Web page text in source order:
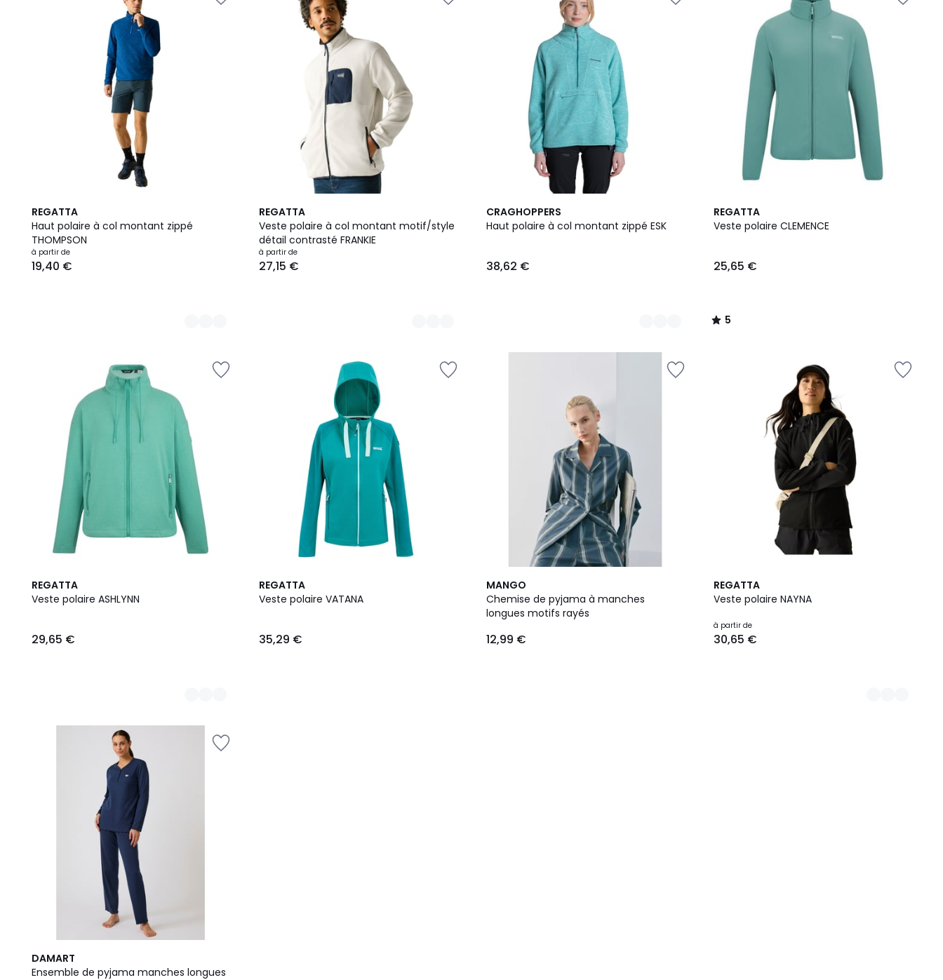
REGATTA
Haut polaire à col montant zippé
THOMPSON
à partir de
19,40 €
9
Couleurs
REGATTA
Veste polaire à col montant motif/style
détail contrasté FRANKIE
à partir de
27,15 €
5
Couleurs
CRAGHOPPERS
Haut polaire à col montant zippé ESK
38,62 €
2
Couleurs
REGATTA
Veste polaire CLEMENCE
25,65 €
5
/
5
/
REGATTA
Veste polaire ASHLYNN
29,65 €
2
Couleurs
REGATTA
Veste polaire VATANA
35,29 €
MANGO
Chemise de pyjama à manches
longues motifs rayés
12,99 €
REGATTA
Veste polaire NAYNA
à partir de
30,65 €
4
Couleurs
DAMART
Ensemble de pyjama manches longues
3,8
/ 5
6
Couleurs